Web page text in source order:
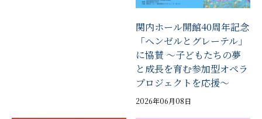
関内ホール開館40周年記念
「ヘンゼルとグレーテル」
に協賛 ～子どもたちの夢
と成長を育む参加型オペラ
プロジェクトを応援～
2026年06月08日